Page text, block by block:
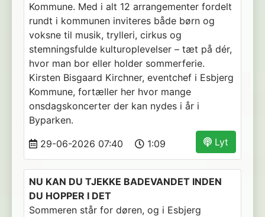
Kommune. Med i alt 12 arrangementer fordelt
rundt i kommunen inviteres både børn og
voksne til musik, trylleri, cirkus og
stemningsfulde kulturoplevelser – tæt på dér,
hvor man bor eller holder sommerferie.
Kirsten Bisgaard Kirchner, eventchef i Esbjerg
Kommune, fortæller her hvor mange
onsdagskoncerter der kan nydes i år i
Byparken.
Lyt
29-06-2026 07:40 1:09
NU KAN DU TJEKKE BADEVANDET INDEN
DU HOPPER I DET
Sommeren står for døren, og i Esbjerg